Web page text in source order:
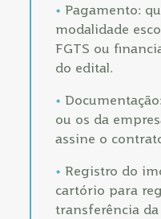
Pagamento:
modalidade
FGTS ou
do edital.
ou os da
assine o
Registro do
cartório para
transferência